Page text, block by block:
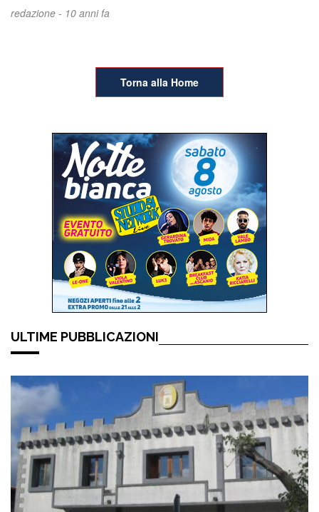
redazione - 10 anni fa
Torna alla Home
ULTIME PUBBLICAZIONI